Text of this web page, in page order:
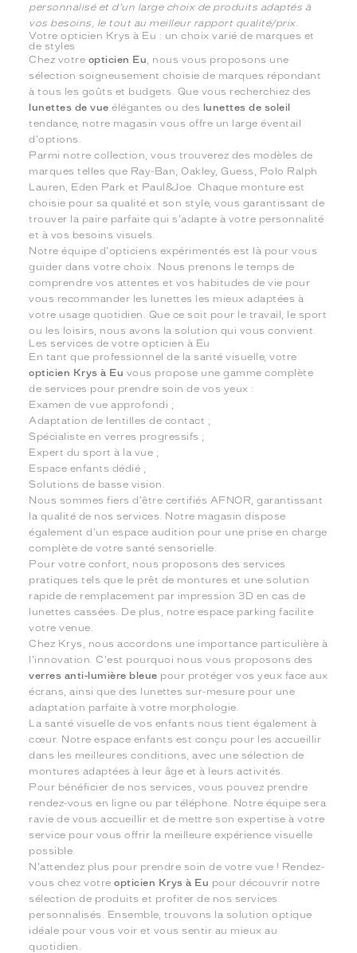
personnalisé et d'un large choix de produits adaptés à
vos besoins, le tout au meilleur rapport qualité/prix.
Votre opticien Krys à Eu : un choix varié de marques et
de styles
Chez votre opticien Eu, nous vous proposons une
sélection soigneusement choisie de marques répondant
à tous les goûts et budgets. Que vous recherchiez des
lunettes de vue élégantes ou des lunettes de soleil
tendance, notre magasin vous offre un large éventail
d'options.
Parmi notre collection, vous trouverez des modèles de
marques telles que Ray-Ban, Oakley, Guess, Polo Ralph
Lauren, Eden Park et Paul&Joe. Chaque monture est
choisie pour sa qualité et son style, vous garantissant de
trouver la paire parfaite qui s'adapte à votre personnalité
et à vos besoins visuels.
Notre équipe d'opticiens expérimentés est là pour vous
guider dans votre choix. Nous prenons le temps de
comprendre vos attentes et vos habitudes de vie pour
vous recommander les lunettes les mieux adaptées à
votre usage quotidien. Que ce soit pour le travail, le sport
ou les loisirs, nous avons la solution qui vous convient.
Les services de votre opticien à Eu
En tant que professionnel de la santé visuelle, votre
opticien Krys à Eu vous propose une gamme complète
de services pour prendre soin de vos yeux :
Examen de vue approfondi ;
Adaptation de lentilles de contact ;
Spécialiste en verres progressifs ;
Expert du sport à la vue ;
Espace enfants dédié ;
Solutions de basse vision.
Nous sommes fiers d'être certifiés AFNOR, garantissant
la qualité de nos services. Notre magasin dispose
également d'un espace audition pour une prise en charge
complète de votre santé sensorielle.
Pour votre confort, nous proposons des services
pratiques tels que le prêt de montures et une solution
rapide de remplacement par impression 3D en cas de
lunettes cassées. De plus, notre espace parking facilite
votre venue.
Chez Krys, nous accordons une importance particulière à
l'innovation. C'est pourquoi nous vous proposons des
verres anti-lumière bleue pour protéger vos yeux face aux
écrans, ainsi que des lunettes sur-mesure pour une
adaptation parfaite à votre morphologie.
La santé visuelle de vos enfants nous tient également à
cœur. Notre espace enfants est conçu pour les accueillir
dans les meilleures conditions, avec une sélection de
montures adaptées à leur âge et à leurs activités.
Pour bénéficier de nos services, vous pouvez prendre
rendez-vous en ligne ou par téléphone. Notre équipe sera
ravie de vous accueillir et de mettre son expertise à votre
service pour vous offrir la meilleure expérience visuelle
possible.
N'attendez plus pour prendre soin de votre vue ! Rendez-
vous chez votreopticien Krys à Eu pour découvrir notre
sélection de produits et profiter de nos services
personnalisés. Ensemble, trouvons la solution optique
idéale pour vous voir et vous sentir au mieux au
quotidien.